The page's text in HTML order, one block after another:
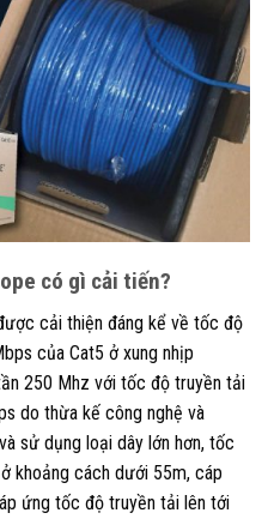
có gì cải tiến?
cải thiện đáng kể về tốc độ
của Cat5 ở xung nhịp
250 Mhz với tốc độ truyền tải
do thừa kế công nghệ và
sử dụng loại dây lớn hơn, tốc
khoảng cách dưới 55m, cáp
ứng tốc độ truyền tải lên tới